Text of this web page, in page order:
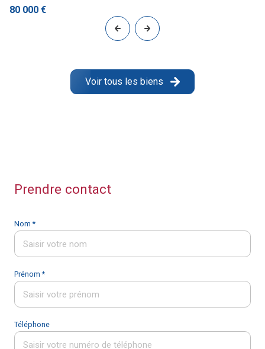
80 000 €
Voir tous les biens
Prendre contact
Nom *
Prénom *
Téléphone